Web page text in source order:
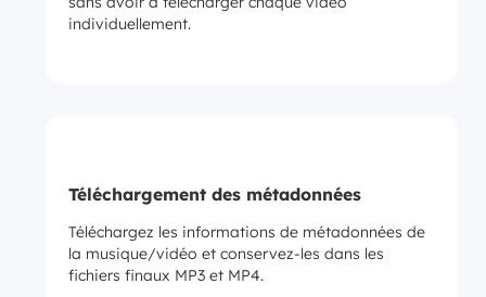
individuellement.
Téléchargement des métadonnées
Téléchargez les informations de métadonnées de
la musique/vidéo et conservez-les dans les
fichiers finaux MP3 et MP4.